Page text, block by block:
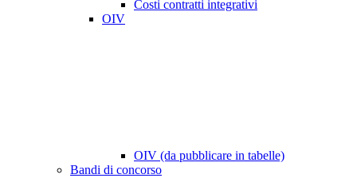
Costi contratti integrativi
OIV
OIV (da pubblicare in tabelle)
Bandi di concorso